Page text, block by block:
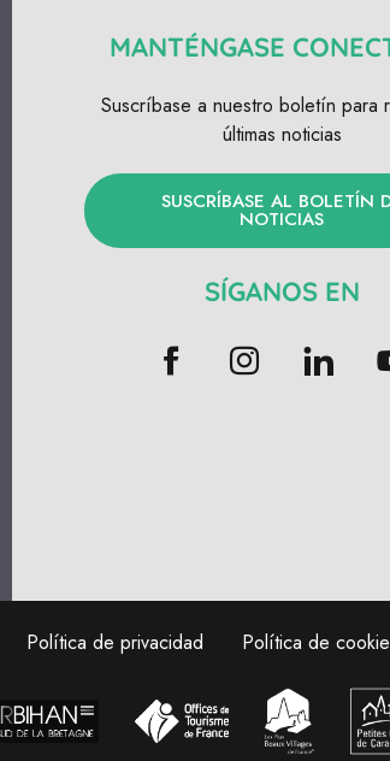
MANTÉNGASE
Suscríbase a nuestro boletín para
últimas noticias
SUSCRÍBASE AL BOLETÍN
NOTICIAS
SÍGANOS EN
Política de privacidad Política de